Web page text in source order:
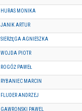
HURAS MONIKA
JANIK ARTUR
SIERŻĘGA AGNIESZKA
WOJDA PIOTR
ROGÓŻ PAWEŁ
RYBANIEC MARCIN
FLUDER ANDRZEJ
GAWRONSKI PAWEL